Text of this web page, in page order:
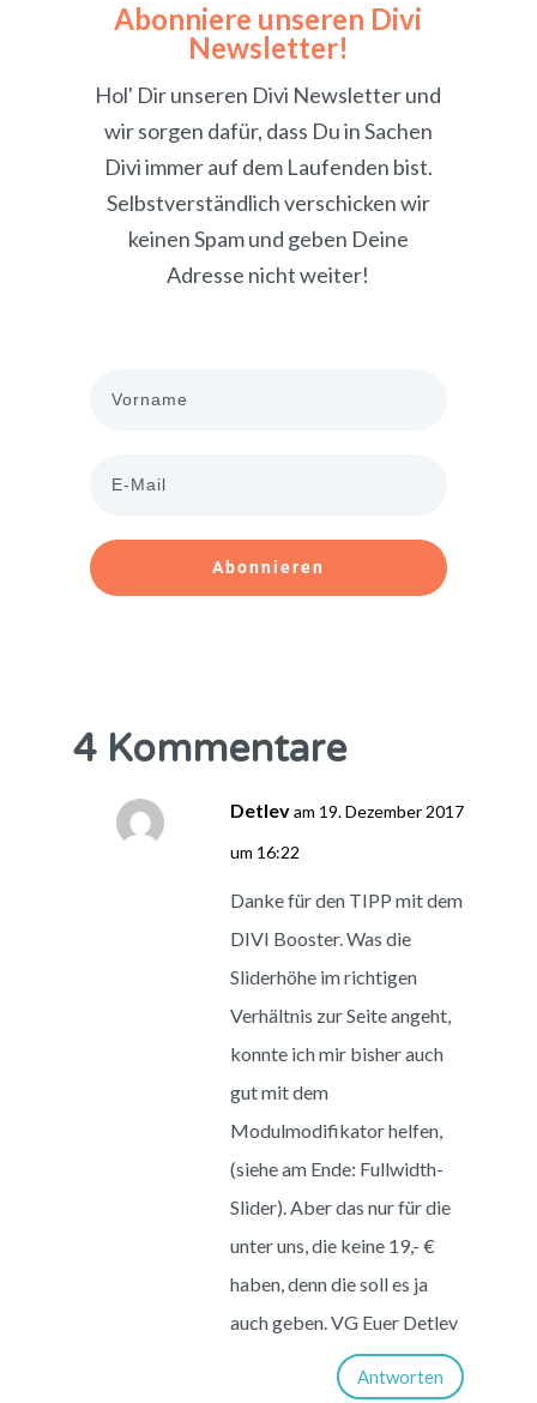
Abonniere unseren Divi
Newsletter!
Hol' Dir unseren Divi Newsletter und
wir sorgen dafür, dass Du in Sachen
Divi immer auf dem Laufenden bist.
Selbstverständlich verschicken wir
keinen Spam und geben Deine
Adresse nicht weiter!
Abonnieren
4 Kommentare
Detlevam 19. Dezember 2017
um 16:22
Danke für den TIPP mit dem
DIVI Booster. Was die
Sliderhöhe im richtigen
Verhältnis zur Seite angeht,
konnte ich mir bisher auch
gut mit dem
Modulmodifikator helfen,
(siehe am Ende: Fullwidth-
Slider). Aber das nur für die
unter uns, die keine 19,- €
haben, denn die soll es ja
auch geben. VG Euer Detlev
Antworten